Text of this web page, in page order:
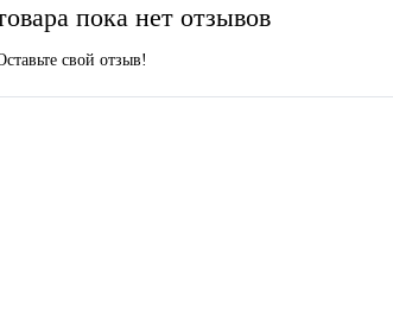
пока нет отзывов
свой отзыв!